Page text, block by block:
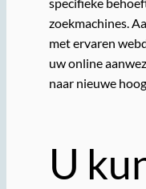
zoekmachines.
met ervaren
uw online
naar nieuwe
U